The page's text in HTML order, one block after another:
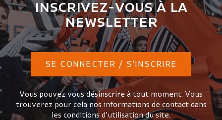
INSCRIVEZ-VOUS À LA
NEWSLETTER
SE CONNECTER / S'INSCRIRE
Vous pouvez vous désinscrire à tout moment. Vous
trouverez pour cela nos informations de contact dans
les conditions d'utilisation du site.